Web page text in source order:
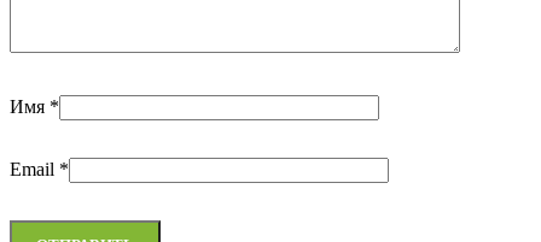
Имя *
Email *